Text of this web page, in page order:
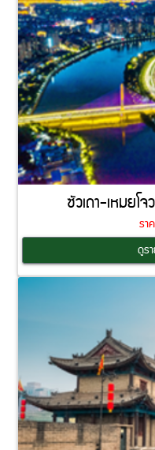
ซัวเถา-เหมยโ
รา
ดูร